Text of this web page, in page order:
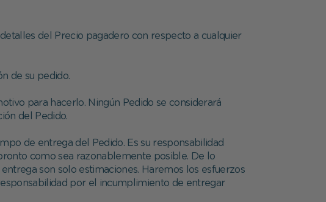
del Precio pagadero con respecto a cualquier
de su pedido.
para hacerlo. Ningún Pedido se considerará
del Pedido.
de entrega del Pedido. Es su responsabilidad
como sea razonablemente posible. De lo
son solo estimaciones. Haremos los esfuerzos
por el incumplimiento de entregar